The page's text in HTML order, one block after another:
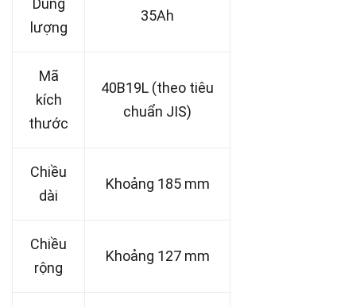
Dung
lượng
35Ah
Mã
kích
thước
40B19L (theo tiêu
chuẩn JIS)
Chiều
dài
Khoảng 185 mm
Chiều
rộng
Khoảng 127 mm